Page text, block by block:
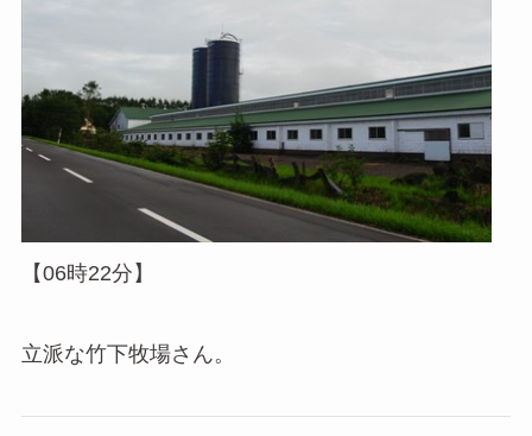
【06時22分】
立派な竹下牧場さん。